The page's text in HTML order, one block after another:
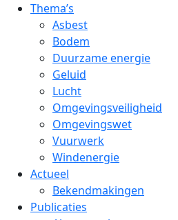
Thema’s
Asbest
Bodem
Duurzame energie
Geluid
Lucht
Omgevingsveiligheid
Omgevingswet
Vuurwerk
Windenergie
Actueel
Bekendmakingen
Publicaties